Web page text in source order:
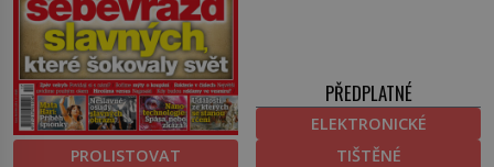
PROLISTOVAT
PŘEDPLATNÉ
ELEKTRONICKÉ
TIŠTĚNÉ